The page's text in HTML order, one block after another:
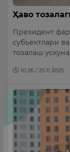
Ҳаво
Президент
субъектлари
тозалаш
10:26 / 25.11.2025